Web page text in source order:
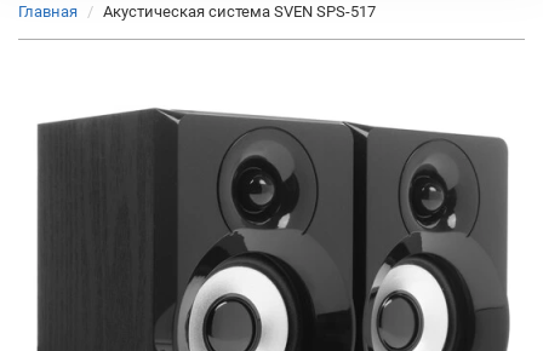
Главная Акустическая система SVEN SPS-517